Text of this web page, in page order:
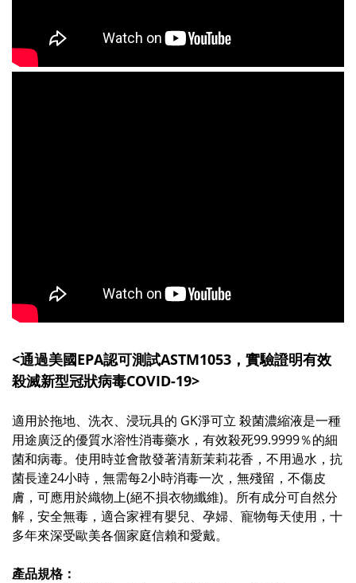
<通過美國EPA認可測試ASTM1053，實驗證明有效
殺滅新型冠狀病毒COVID-19>
適用於拖地、洗衣、浸玩具的 GK淨可立 殺菌濃縮液是一種
用途廣泛的優質水溶性消毒藥水，有效殺死99.9999％的細
菌和病毒。使用時並會散發著清新茉莉花香，不用過水，抗
菌長達24小時，無需每2小時消毒一次，無殘留，不傷皮
膚，可應用於織物上(絕不損衣物纖維)。所有成分可自然分
解，安全無毒，適合家裡有嬰兒、孕婦、寵物每天使用，十
多年來深受歐美各個家庭信賴和愛戴。
產品規格：